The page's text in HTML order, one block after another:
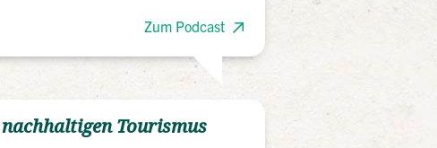
Zum Podcast
Tourismus